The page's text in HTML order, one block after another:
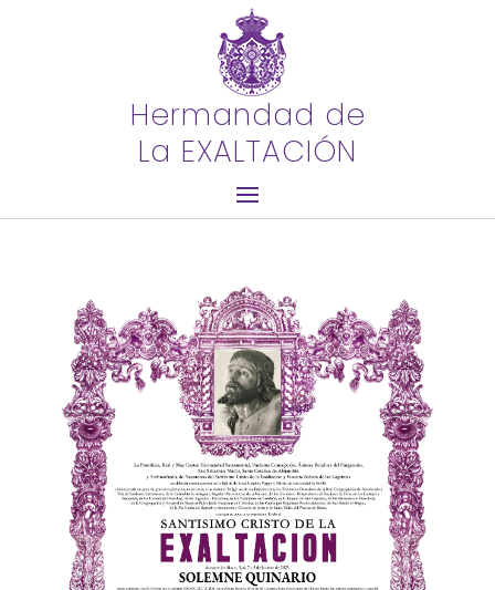
Hermandad de
La EXALTACIÓN